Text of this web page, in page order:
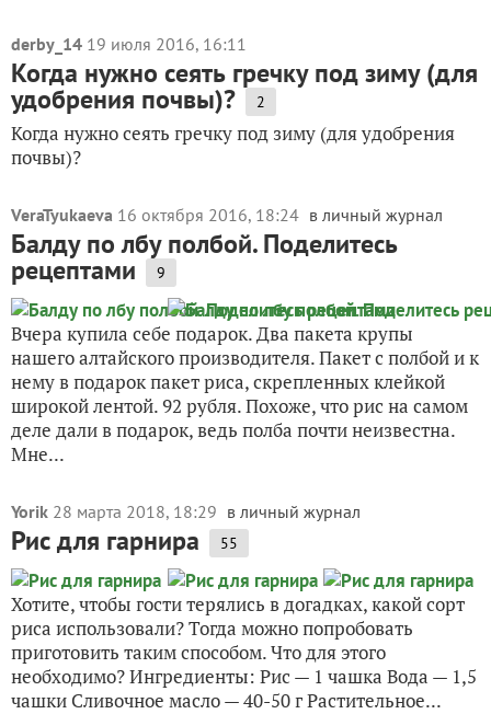
derby_14 19 июля 2016, 16:11
Когда нужно сеять гречку под зиму (для
удобрения почвы)? 2
Когда нужно сеять гречку под зиму (для удобрения
почвы)?
VeraTyukaeva 16 октября 2016, 18:24 в личный журнал
Балду по лбу полбой. Поделитесь
рецептами 9
Вчера купила себе подарок. Два пакета крупы
нашего алтайского производителя. Пакет с полбой и к
нему в подарок пакет риса, скрепленных клейкой
широкой лентой. 92 рубля. Похоже, что рис на самом
деле дали в подарок, ведь полба почти неизвестна.
Мне...
Yorik 28 марта 2018, 18:29 в личный журнал
Рис для гарнира 55
Хотите, чтобы гости терялись в догадках, какой сорт
риса использовали? Тогда можно попробовать
приготовить таким способом. Что для этого
необходимо? Ингредиенты: Рис — 1 чашка Вода — 1,5
чашки Сливочное масло — 40-50 г Растительное...